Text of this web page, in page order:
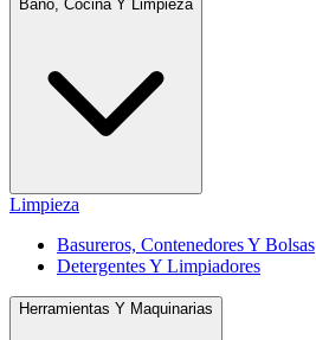
Baño, Cocina Y Limpieza
Limpieza
Basureros, Contenedores Y Bolsas
Detergentes Y Limpiadores
Herramientas Y Maquinarias